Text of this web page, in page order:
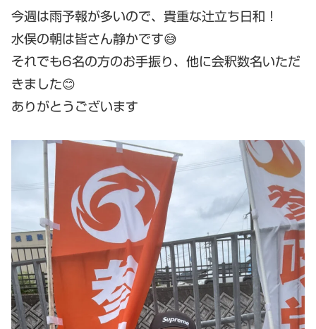
今週は雨予報が多いので、貴重な辻立ち日和！
水俣の朝は皆さん静かです😅
それでも6名の方のお手振り、他に会釈数名いただ
きました😊
ありがとうございます